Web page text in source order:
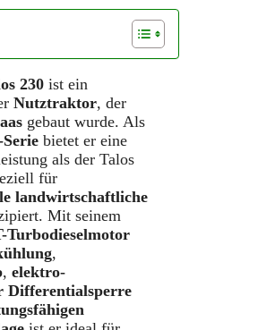
230 ist ein
Nutztraktor, der
gebaut wurde. Als
Serie bietet er eine
als der Talos
für
landwirtschaftliche
Mit seinem
Turbodieselmotor
,
, elektro-
Differentialsperre